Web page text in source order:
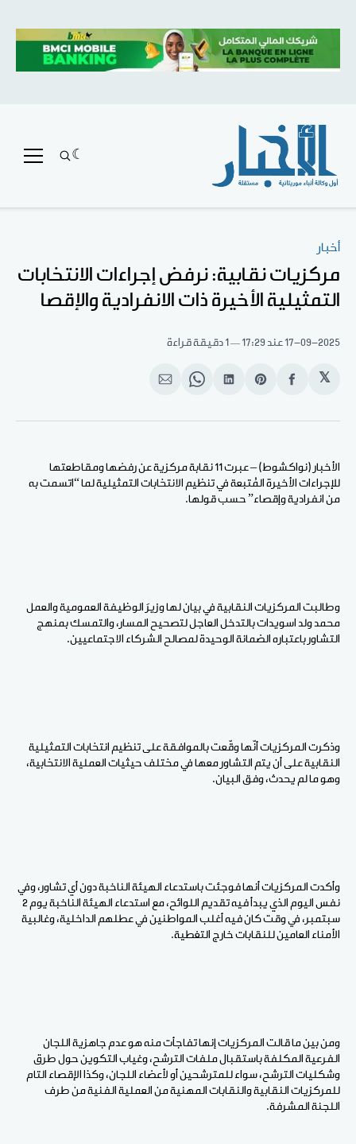
أخبار
مركزيات نقابية: نرفض إجراءات الانتخابات
التمثيلية الأخيرة ذات الانفرادية والإقصا
17-09-2025 عند 17:29 1 دقيقة قراءة
𝕏
انشر
الفيسبوك
Share
Pinterest
انشر
لينكد
Share
WhatsApp
انشر
الإيميل
الأخبار (نواكشوط) – عبرت 11 نقابة مركزية عن رفضها ومقاطعتها
للإجراءات الأخيرة المُتبعة في تنظيم الانتخابات التمثيلية لما “اتسمت به
من انفرادية وإقصاء” حسب قولها.
وطالبت المركزيات النقابية في بيان لها وزيرَ الوظيفة العمومية والعمل
محمد ولد اسويدات بالتدخل العاجل لتصحيح المسار، والتمسك بمنهج
التشاور باعتباره الضمانة الوحيدة لمصالح الشركاء الاجتماعيين.
وذكرت المركزيات أنّها وقّعت بالموافقة على تنظيم انتخابات التمثيلية
النقابية على أن يتم التشاور معها في مختلف حيثيات العملية الانتخابية،
وهو ما لم يحدث، وفق البيان.
وأكدت المركزيات أنها فوجئت باستدعاء الهيئة الناخبة دون أي تشاور، وفي
نفس اليوم الذي يبدأ فيه تقديم اللوائح، مع استدعاء الهيئة الناخبة يوم 2
سبتمبر، في وقت كان فيه أغلب المواطنين في عطلهم الداخلية، وغالبية
الأمناء العامين للنقابات خارج التغطية.
ومن بين ما قالت المركزيات إنها تفاجأت منه هو عدم جاهزية اللجان
الفرعية المكلفة باستقبال ملفات الترشح، وغياب التكوين حول طرق
وشكليات الترشح، سواء للمترشحين أو لأعضاء اللجان، وكذا الإقصاء التام
للمركزيات النقابية والنقابات المهنية من العملية الفنية من طرف
اللجنة المشرفة.